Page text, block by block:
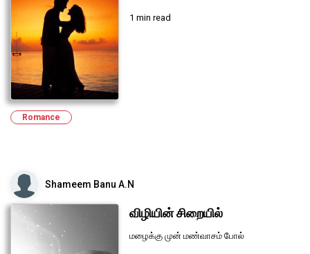
1 min read
Romance
Shameem Banu A.N
விழியின் சிறையில்
மழைக்கு முன் மண்வாசம் போல்